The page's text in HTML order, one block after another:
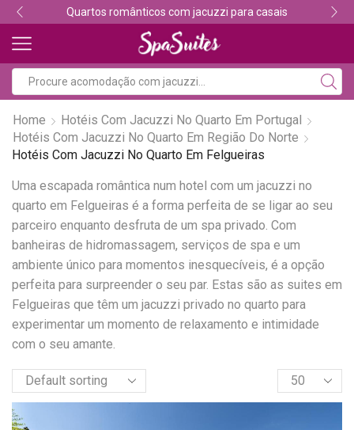
Quartos românticos com jacuzzi para casais
Home
Hotéis Com Jacuzzi No Quarto Em Portugal
Hotéis Com Jacuzzi No Quarto Em Região Do Norte
Hotéis Com Jacuzzi No Quarto Em Felgueiras
Uma escapada romântica num hotel com um jacuzzi no
quarto em Felgueiras é a forma perfeita de se ligar ao seu
parceiro enquanto desfruta de um spa privado. Com
banheiras de hidromassagem, serviços de spa e um
ambiente único para momentos inesquecíveis, é a opção
perfeita para surpreender o seu par. Estas são as suites em
Felgueiras que têm um jacuzzi privado no quarto para
experimentar um momento de relaxamento e intimidade
com o seu amante.